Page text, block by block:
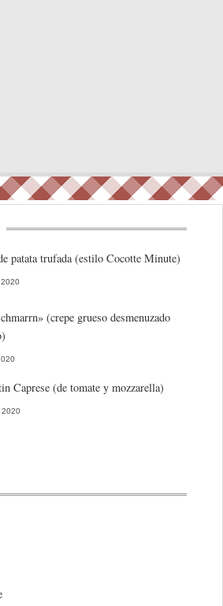
patata trufada (estilo Cocotte Minute)
2020
(crepe grueso desmenuzado
Caprese (de tomate y mozzarella)
2020